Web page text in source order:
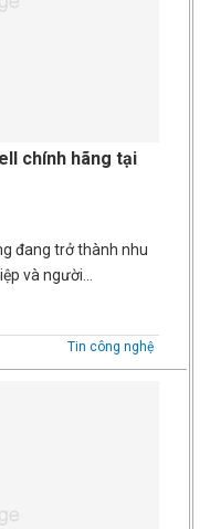
chính hãng tại
đang trở thành nhu
và người…
Tin công nghệ